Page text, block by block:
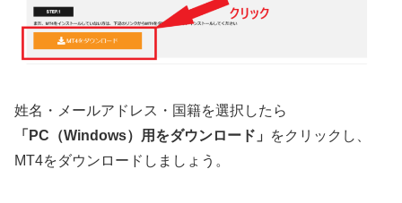
姓名・メールアドレス・国籍を選択したら
「PC（Windows）用をダウンロード」
をクリックし、
MT4をダウンロードしましょう。